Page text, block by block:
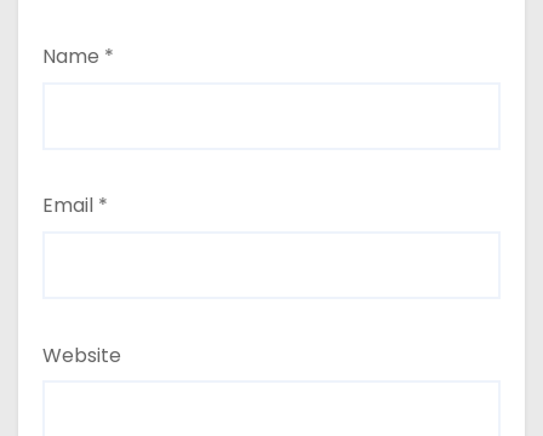
Name *
Email *
Website